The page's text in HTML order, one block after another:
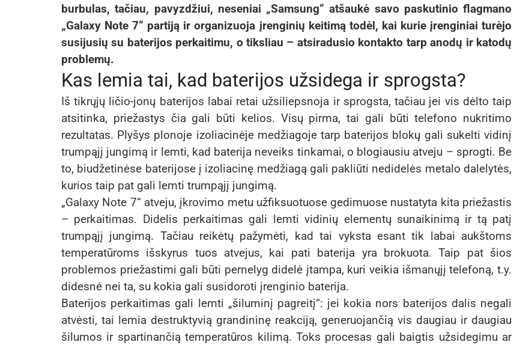
burbulas, tačiau, pavyzdžiui, neseniai „Samsung“ atšaukė savo paskutinio flagmano
„Galaxy Note 7“ partiją ir organizuoja įrenginių keitimą todėl, kai kurie įrenginiai turėjo
susijusių su baterijos perkaitimu, o tiksliau – atsiradusio kontakto tarp anodų ir katodų
problemų.
Kas lemia tai, kad baterijos užsidega ir sprogsta?
Iš tikrųjų ličio-jonų baterijos labai retai užsiliepsnoja ir sprogsta, tačiau jei vis dėlto taip
atsitinka, priežastys čia gali būti kelios. Visų pirma, tai gali būti telefono nukritimo
rezultatas. Plyšys plonoje izoliacinėje medžiagoje tarp baterijos blokų gali sukelti vidinį
trumpąjį jungimą ir lemti, kad baterija neveiks tinkamai, o blogiausiu atveju – sprogti. Be
to, biudžetinėse baterijose į izoliacinę medžiagą gali pakliūti nedidelės metalo dalelytės,
kurios taip pat gali lemti trumpąjį jungimą.
„Galaxy Note 7“ atveju, įkrovimo metu užfiksuotuose gedimuose nustatyta kita priežastis
– perkaitimas. Didelis perkaitimas gali lemti vidinių elementų sunaikinimą ir tą patį
trumpąjį jungimą. Tačiau reikėtų pažymėti, kad tai vyksta esant tik labai aukštoms
temperatūroms išskyrus tuos atvejus, kai pati baterija yra brokuota. Taip pat šios
problemos priežastimi gali būti pernelyg didelė įtampa, kuri veikia išmanųjį telefoną, t.y.
didesnė nei ta, su kokia gali susidoroti įrenginio baterija.
Baterijos perkaitimas gali lemti „šiluminį pagreitį“: jei kokia nors baterijos dalis negali
atvėsti, tai lemia destruktyvią grandininę reakciją, generuojančią vis daugiau ir daugiau
šilumos ir spartinančią temperatūros kilimą. Toks procesas gali baigtis užsidegimu ar